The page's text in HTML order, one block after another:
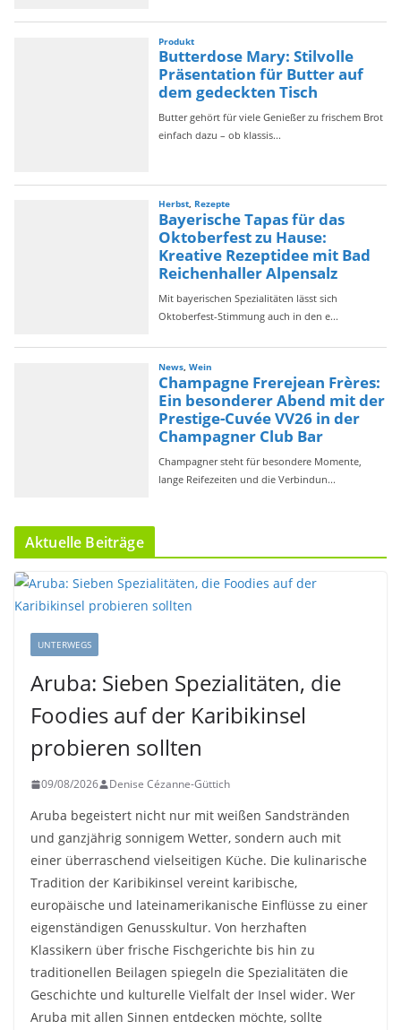
Aktuelle Beiträge
UNTERWEGS
Aruba: Sieben Spezialitäten, die
Foodies auf der Karibikinsel
probieren sollten
09/08/2026 Denise Cézanne-Güttich
Aruba begeistert nicht nur mit weißen Sandstränden
und ganzjährig sonnigem Wetter, sondern auch mit
einer überraschend vielseitigen Küche. Die kulinarische
Tradition der Karibikinsel vereint karibische,
europäische und lateinamerikanische Einflüsse zu einer
eigenständigen Genusskultur. Von herzhaften
Klassikern über frische Fischgerichte bis hin zu
traditionellen Beilagen spiegeln die Spezialitäten die
Geschichte und kulturelle Vielfalt der Insel wider. Wer
Aruba mit allen Sinnen entdecken möchte, sollte